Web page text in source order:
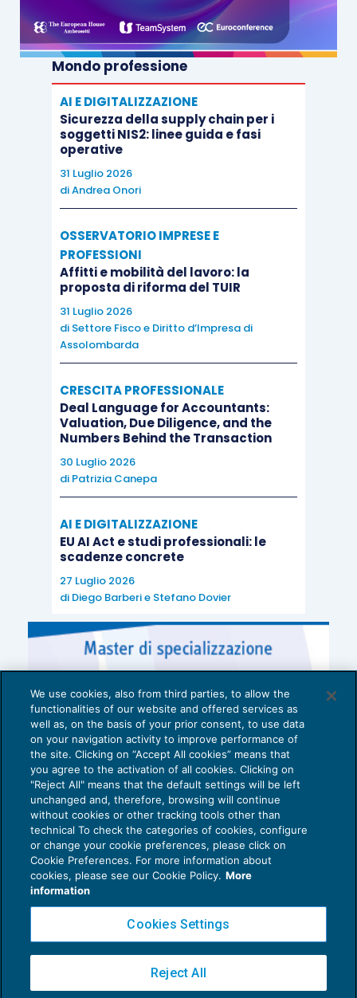
Mondo professione
AI E DIGITALIZZAZIONE
Sicurezza della supply chain per i
soggetti NIS2: linee guida e fasi
operative
31 Luglio 2026
diAndrea Onori
OSSERVATORIO IMPRESE E
PROFESSIONI
Affitti e mobilità del lavoro: la
proposta di riforma del TUIR
31 Luglio 2026
di Settore Fisco e Diritto d’Impresa di
Assolombarda
CRESCITA PROFESSIONALE
Deal Language for Accountants:
Valuation, Due Diligence, and the
Numbers Behind the Transaction
30 Luglio 2026
di Patrizia Canepa
AI E DIGITALIZZAZIONE
EU AI Act e studi professionali: le
scadenze concrete
27 Luglio 2026
di Diego Barberie Stefano Dovier
Privacy Policy
Cookie Policy
Copyright 2016 ©Gruppo Euroconference S.p.A.v2.32.2
Piazza Luigi Einaudi, 10N01 - 20124 Milano - info@ecnews.it
We use cookies, also from third parties, to allow the
functionalities of our website and offered services as
well as, on the basis of your prior consent, to use data
on your navigation activity to improve performance of
the site. Clicking on “Accept All cookies” means that
you agree to the activation of all cookies. Clicking on
"Reject All" means that the default settings will be left
unchanged and, therefore, browsing will continue
without cookies or other tracking tools other than
technical To check the categories of cookies, configure
or change your cookie preferences, please click on
Cookie Preferences. For more information about
cookies, please see our Cookie Policy. More
information
Cookies Settings
Reject All